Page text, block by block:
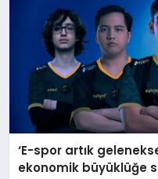
‘E-spor artık
ekonomik büyüklüğe